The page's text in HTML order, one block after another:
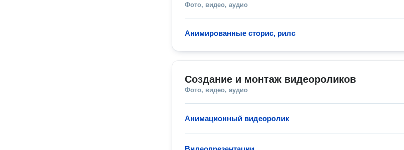
Фото, видео, аудио
Анимированные сторис, рилс
Создание и монтаж видеороликов
Фото, видео, аудио
Анимационный видеоролик